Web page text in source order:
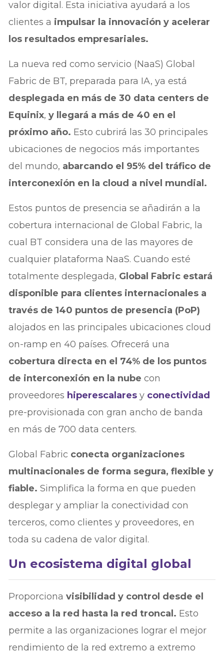
valor digital. Esta iniciativa ayudará a los
clientes a impulsar la innovación y acelerar
los resultados empresariales.
La nueva red como servicio (NaaS) Global
Fabric de BT, preparada para IA, ya está
desplegada en más de 30 data centers de
Equinix,y llegará a más de 40 en el
próximo año. Esto cubrirá las 30 principales
ubicaciones de negocios más importantes
del mundo, abarcando el 95% del tráfico de
interconexión en la cloud a nivel mundial.
Estos puntos de presencia se añadirán a la
cobertura internacional de Global Fabric, la
cual BT considera una de las mayores de
cualquier plataforma NaaS. Cuando esté
totalmente desplegada, Global Fabric estará
disponible para clientes internacionales a
través de 140 puntos de presencia (PoP)
alojados en las principales ubicaciones cloud
on-ramp en 40 países. Ofrecerá una
cobertura directa en el 74% de los puntos
de interconexión en la nubecon
proveedores hiperescalaresy conectividad
pre-provisionada con gran ancho de banda
en más de 700 data centers.
Global Fabric conecta organizaciones
multinacionales de forma segura, flexible y
fiable.Simplifica la forma en que pueden
desplegar y ampliar la conectividad con
terceros, como clientes y proveedores, en
toda su cadena de valor digital.
Un ecosistema digital global
Proporcionavisibilidad y control desde el
acceso a la red hasta la red troncal. Esto
permite a las organizaciones lograr el mejor
rendimiento de la red extremo a extremo